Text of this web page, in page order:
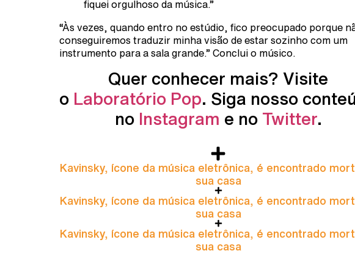
fiquei orgulhoso da música.”
“Às vezes, quando entro no estúdio, fico preocupado porque
conseguiremos traduzir minha visão de estar sozinho com um
instrumento para a sala grande.” Conclui o músico.
Quer conhecer mais? Visite
o Laboratório Pop. Siga nosso
no Instagram e no Twitter.
Kavinsky, ícone da música eletrônica, é encontrado
sua casa
Kavinsky, ícone da música eletrônica, é encontrado
sua casa
Kavinsky, ícone da música eletrônica, é encontrado
sua casa